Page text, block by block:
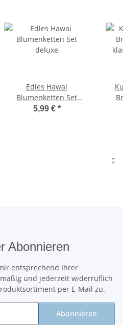
Edles Hawai
Blumenketten Set
deluxe
5,99 € *
Abonnieren
entsprechend Ihrer
und jederzeit widerruflich
per E-Mail zu.
Abonnieren